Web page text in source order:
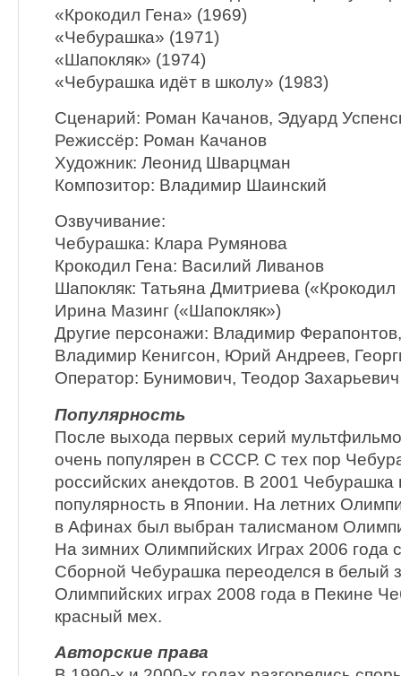
«Крокодил Гена» (1969)
«Чебурашка» (1971)
«Шапокляк» (1974)
«Чебурашка идёт в школу» (1983)
Сценарий: Роман Качанов, Эдуард
Режиссёр: Роман Качанов
Художник: Леонид Шварцман
Композитор: Владимир Шаинский
Озвучивание:
Чебурашка: Клара Румянова
Крокодил Гена: Василий Ливанов
Шапокляк: Татьяна Дмитриева
Ирина Мазинг («Шапокляк»)
Другие персонажи: Владимир
Владимир Кенигсон, Юрий Андреев,
Оператор: Бунимович, Теодор Захарьевич
Популярность
После выхода первых серий
очень популярен в СССР. С тех пор
российских анекдотов. В 2001
популярность в Японии. На летних
в Афинах был выбран талисманом
На зимних Олимпийских Играх 2006 года
Сборной Чебурашка переоделся в белый
Олимпийских играх 2008 года в Пекине
красный мех.
Авторские права